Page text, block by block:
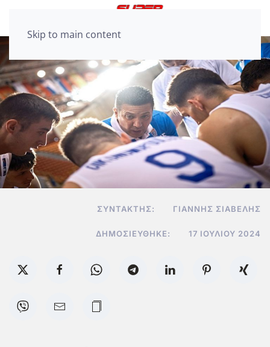
Skip to main content
ΣΥΝΤΆΚΤΗΣ: ΓΙΆΝΝΗΣ ΣΙΑΒΕΛΉΣ
ΔΗΜΟΣΙΕΎΘΗΚΕ: 17 ΙΟΥΛΊΟΥ 2024